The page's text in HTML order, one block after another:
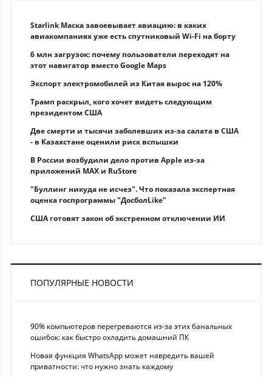
Starlink Маска завоевывает авиацию: в каких
авиакомпаниях уже есть спутниковый Wi-Fi на борту
6 млн загрузок: почему пользователи переходят на
этот навигатор вместо Google Maps
Экспорт электромобилей из Китая вырос на 120%
Трамп раскрыл, кого хочет видеть следующим
президентом США
Две смерти и тысячи заболевших из-за салата в США
- в Казахстане оценили риск вспышки
В России возбудили дело против Apple из-за
приложений MAX и RuStore
"Буллинг никуда не исчез". Что показала экспертная
оценка госпрограммы "ДосболLike"
США готовят закон об экстренном отключении ИИ
ПОПУЛЯРНЫЕ НОВОСТИ
90% компьютеров перегреваются из-за этих банальных
ошибок: как быстро охладить домашний ПК
Новая функция WhatsApp может навредить вашей
приватности: что нужно знать каждому